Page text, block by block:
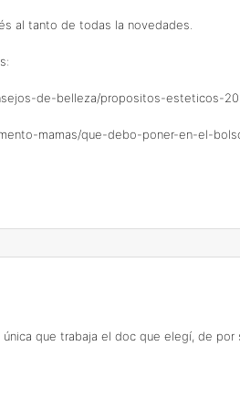
al tanto de todas la novedades.
de-belleza/propositos-esteticos-
mamas/que-debo-poner-en-el-
que trabaja el doc que elegí, de